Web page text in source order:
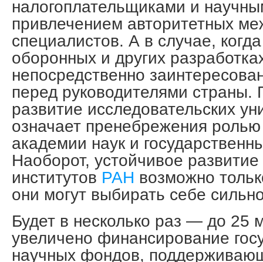
налогоплательщиками и
привлечением авторитетных
специалистов. А в случае,
оборонных и других
непосредственно
перед руководителями
развитие исследовательских
означает пренебрежения
академии наук и
Наоборот, устойчивое развитие
институтов РАН возможно
они могут выбирать себе
Будет в несколько раз — до 25
увеличено финансирование
научных фондов,